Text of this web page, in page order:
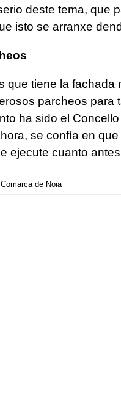
deste tema, que
isto se arranxe
que tiene la
parcheos para
ha sido el
se confía en
ejecute cuanto
Comarca de Noia